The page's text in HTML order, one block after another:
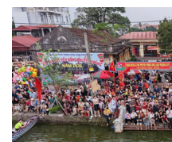
triển Văn hóa Việt Nam; Kế
phường Thượng Cát tổ chức
11/2026 hưởng ứng “Ngày
địa bàn.